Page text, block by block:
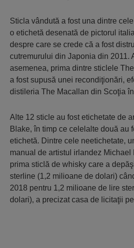
Sticla vândută a fost una dintre
o etichetă desenată de pictorul
despre care se crede că a fost
cutremurului din Japonia din 2011.
asemenea, prima dintre sticlele
a fost supusă unei recondiţionări,
distileria The Macallan din Scoţia
Alte 12 sticle au fost etichetate de
Blake, în timp ce celelalte două au
etichetă. Dintre cele neetichetate,
manual de artistul irlandez
prima sticlă de whisky care a
sterline (1,2 milioane de dolari)
2018 pentru 1,2 milioane de lire
dolari), a precizat casa de licitaţii